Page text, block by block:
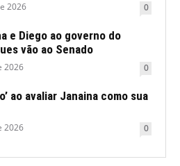
2026 0
e Diego ao governo do
vão ao Senado
2026 0
ao avaliar Janaina como sua
2026 0